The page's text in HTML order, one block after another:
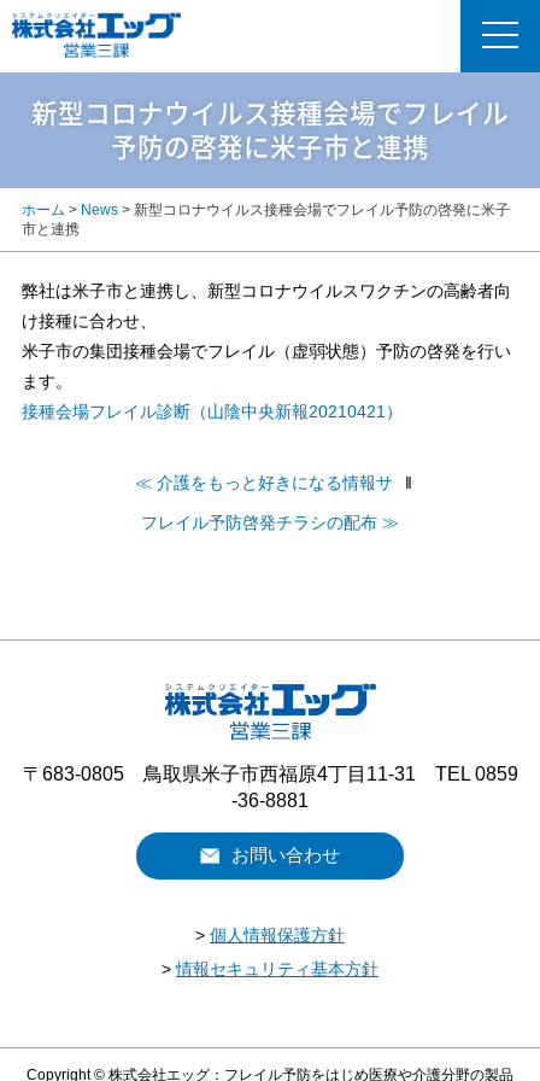
新型コロナウイルス接種会場でフレイル
予防の啓発に米子市と連携
ホーム > News> 新型コロナウイルス接種会場でフレイル予防の啓発に米子
市と連携
弊社は米子市と連携し、新型コロナウイルスワクチンの高齢者向
け接種に合わせ、
米子市の集団接種会場でフレイル（虚弱状態）予防の啓発を行い
ます。
接種会場フレイル診断（山陰中央新報20210421）
≪ 介護をもっと好きになる情報サ ‖
フレイル予防啓発チラシの配布 ≫
〒683-0805 鳥取県米子市西福原4丁目11-31 TEL 0859
-36-8881
お問い合わせ
> 個人情報保護方針
>情報セキュリティ基本方針
Copyright © 株式会社エッグ：フレイル予防をはじめ医療や介護分野の製品